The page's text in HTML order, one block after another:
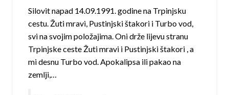
Silovit napad 14.09.1991. godine na Trpinjsku
cestu. Žuti mravi, Pustinjski štakori i Turbo vod,
svi na svojim položajima. Oni drže lijevu stranu
Trpinjske ceste Žuti mravi i Pustinjski štakori , a
mi desnu Turbo vod. Apokalipsa ili pakao na
zemlji,…